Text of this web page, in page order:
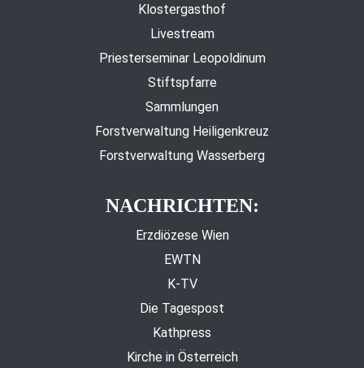
Klostergasthof
Livestream
Priesterseminar Leopoldinum
Stiftspfarre
Sammlungen
Forstverwaltung Heiligenkreuz
Forstverwaltung Wasserberg
NACHRICHTEN:
Erzdiözese Wien
EWTN
K-TV
Die Tagespost
Kathpress
Kirche in Österreich